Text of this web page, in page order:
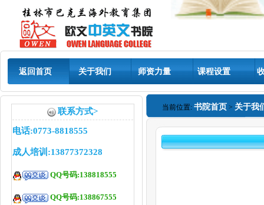
返回首页 关于我们 师资力量 课程设置
当前位置: 书院首页 > 关于我
联系方式>
电话:0773-8818555
成人培训:13877372328
QQ号码:138818555
QQ号码:138867555